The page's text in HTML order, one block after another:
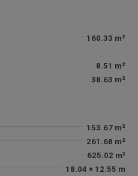
160.33 m²
8.51 m²
38.63 m²
153.67 m²
261.68 m²
625.02 m³
18.04 × 12.55 m